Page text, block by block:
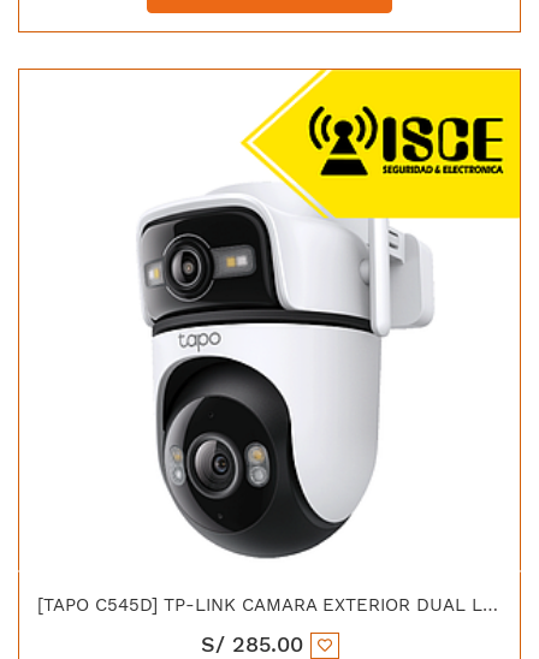
[TAPO C545D] TP-LINK CAMARA EXTERIOR DUAL LENS PAN/TIL 3MP+MP
S/ 285.00